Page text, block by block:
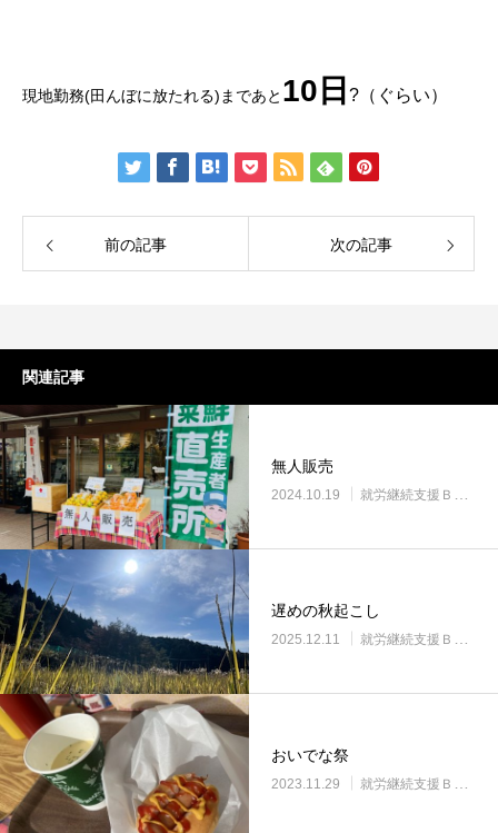
現地勤務(田んぼに放たれる)まであと 10日 ?（ぐらい）
前の記事 次の記事
関連記事
無人販売
2024.10.19 就労継続支援Ｂ型・ニコプレイス
遅めの秋起こし
2025.12.11 就労継続支援Ｂ型・ニコプレイス
おいでな祭
2023.11.29 就労継続支援Ｂ型・ニコプレイス